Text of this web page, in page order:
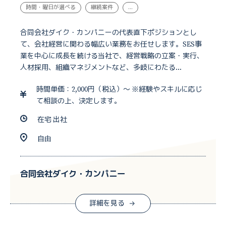
時間・曜日が選べる 継続案件 ...
合同会社ダイク・カンパニーの代表直下ポジションとし
て、会社経営に関わる幅広い業務をお任せします。SES事
業を中心に成長を続ける当社で、経営戦略の立案・実行、
人材採用、組織マネジメントなど、多岐にわたる...
時間単価：2,000円（税込）～ ※経験やスキルに応じ
て相談の上、決定します。
在宅 出社
自由
合同会社ダイク・カンパニー
詳細を見る